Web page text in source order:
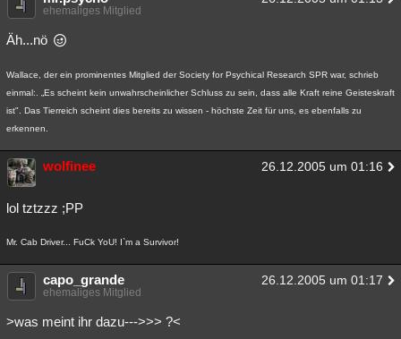
ehemaliges Mitglied
Äh...nö
Wallace, der ein prominentes Mitglied der Society for Psychical Research SPR war, schrieb
einmal:. „Es scheint kein unwahrscheinlicher Schluss zu sein, dass alle Kraft reine Geisteskraft
ist". Das Tierreich scheint dies bereits zu wissen - höchste Zeit für uns, es ebenfalls zu
erkennen.
wolfinee 26.12.2005 um 01:16
lol tztzzz ;PP
Mr. Cab Driver... FuCk YoU! I`m a Survivor!
capo_grande 26.12.2005 um 01:17
ehemaliges Mitglied
>was meint ihr dazu--->>> ?<